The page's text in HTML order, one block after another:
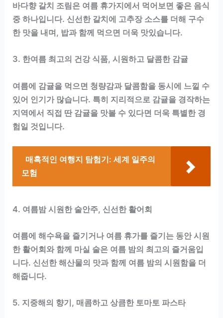
바다향 갈치 조림은 여름 휴가지에서 먹어보면 좋은 음식
중 하나입니다. 신선한 갈치에 고추장 소스를 더해 구수
한 맛을 내며, 밥과 함께 먹으면 더욱 맛있습니다.
3. 한여름 최고의 건강 식품, 시원하고 달콤한 감귤
여름에 감귤을 먹으면 청량감과 달콤함을 동시에 느낄 수
있어 인기가 많습니다. 특히 지리적으로 감귤을 경작하는
지역에서 직접 딴 감귤을 맛볼 수 있다면 더욱 특별한 경
험일 것입니다.
매혹적인 여행지 탐험기: 세계 일주의
모험
4. 여름밤 시원한 술안주, 신선한 활어회
여름에 해수욕을 즐기거나 여름 휴가를 즐기는 동안 시원
한 활어회와 함께 마실 술은 여름 밤의 최고의 즐거움입
니다. 신선한 해산물의 맛과 함께 여름 밤의 시원함을 더
해줍니다.
5. 지중해의 향기, 매콤하고 상큼한 토마토 파스타